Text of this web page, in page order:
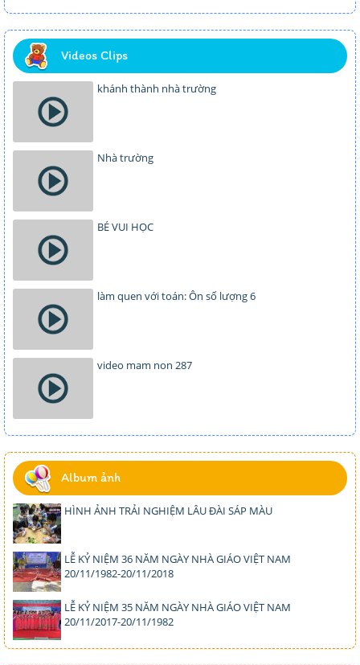
Videos Clips
khánh thành nhà trường
Nhà trường
BÉ VUI HỌC
làm quen với toán: Ôn số lượng 6
video mam non 287
Album ảnh
HÌNH ẢNH TRẢI NGHIỆM LÂU ĐÀI SÁP MÀU
LỄ KỶ NIỆM 36 NĂM NGÀY NHÀ GIÁO VIỆT NAM
20/11/1982-20/11/2018
LỄ KỶ NIỆM 35 NĂM NGÀY NHÀ GIÁO VIỆT NAM
20/11/2017-20/11/1982